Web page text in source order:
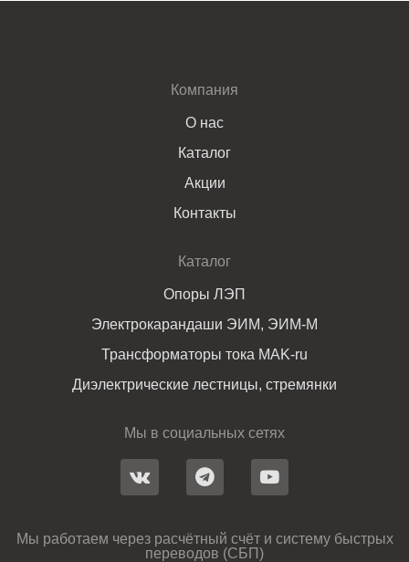
Компания
О нас
Каталог
Акции
Контакты
Каталог
Опоры ЛЭП
Электрокарандаши ЭИМ, ЭИМ-М
Трансформаторы тока MAK-ru
Диэлектрические лестницы, стремянки
Мы в социальных сетях
Мы работаем через расчётный счёт и систему быстрых
переводов (СБП)